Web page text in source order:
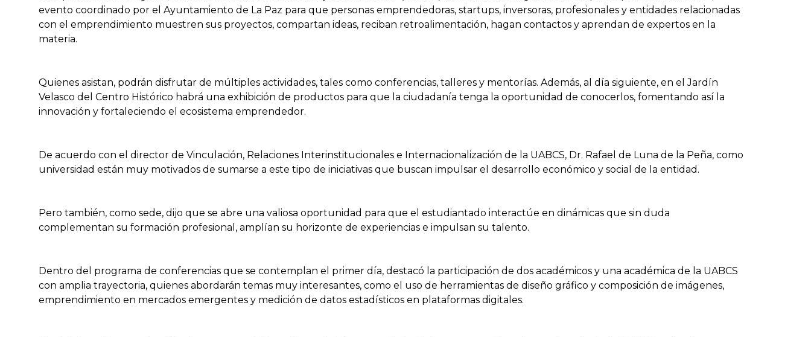
evento coordinado por el Ayuntamiento de La Paz para que personas emprendedoras, startups, inversoras, profesionales y entidades relacionadas
con el emprendimiento muestren sus proyectos, compartan ideas, reciban retroalimentación, hagan contactos y aprendan de expertos en la
materia.
Quienes asistan, podrán disfrutar de múltiples actividades, tales como conferencias, talleres y mentorías. Además, al día siguiente, en el Jardín
Velasco del Centro Histórico habrá una exhibición de productos para que la ciudadanía tenga la oportunidad de conocerlos, fomentando así la
innovación y fortaleciendo el ecosistema emprendedor.
De acuerdo con el director de Vinculación, Relaciones Interinstitucionales e Internacionalización de la UABCS, Dr. Rafael de Luna de la Peña, como
universidad están muy motivados de sumarse a este tipo de iniciativas que buscan impulsar el desarrollo económico y social de la entidad.
Pero también, como sede, dijo que se abre una valiosa oportunidad para que el estudiantado interactúe en dinámicas que sin duda
complementan su formación profesional, amplían su horizonte de experiencias e impulsan su talento.
Dentro del programa de conferencias que se contemplan el primer día, destacó la participación de dos académicos y una académica de la UABCS
con amplia trayectoria, quienes abordarán temas muy interesantes, como el uso de herramientas de diseño gráfico y composición de imágenes,
emprendimiento en mercados emergentes y medición de datos estadísticos en plataformas digitales.